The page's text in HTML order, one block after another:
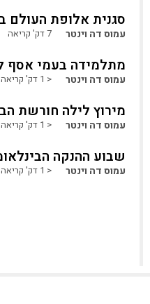
סגנית אלופת העולם
עמוס דה וינטר 7דק' קריאה
מתלמידה בעמי אסף
עמוס דה וינטר < 1 דק' קריאה
מירוץ לילה חורשת
עמוס דה וינטר < 1 דק' קריאה
שבוע ההנקה
עמוס דה וינטר < 1 דק' קריאה